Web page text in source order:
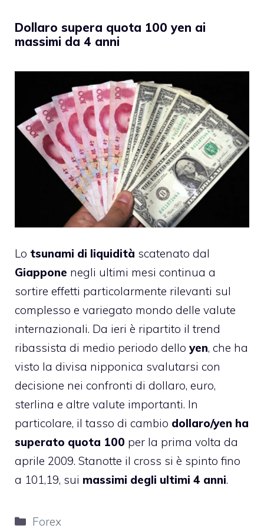
Dollaro supera quota 100 yen ai
massimi da 4 anni
Lo tsunami di liquidità scatenato dal
Giappone negli ultimi mesi continua a
sortire effetti particolarmente rilevanti sul
complesso e variegato mondo delle valute
internazionali. Da ieri è ripartito il trend
ribassista di medio periodo dello yen, che ha
visto la divisa nipponica svalutarsi con
decisione nei confronti di dollaro, euro,
sterlina e altre valute importanti. In
particolare, il tasso di cambio dollaro/yen ha
superato quota 100 per la prima volta da
aprile 2009. Stanotte il cross si è spinto fino
a 101,19, sui massimi degli ultimi 4 anni.
Categorie
Forex